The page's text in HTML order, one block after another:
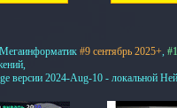
#9 сентябрь 2025+,
версии 2024-Aug-10 - локальной